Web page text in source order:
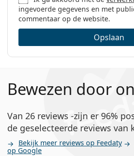
Hoe lang kun je Acuvue
HydraLuxe dragen?
Kun je slapen in Acuvue
Andere
ingevoerde gegevens en met
commentaar op de website.
Opslaan
Bewezen door
Van 26 reviews -zijn er 96%
de geselecteerde reviews van
Bekijk meer reviews op Feedaty
op Google